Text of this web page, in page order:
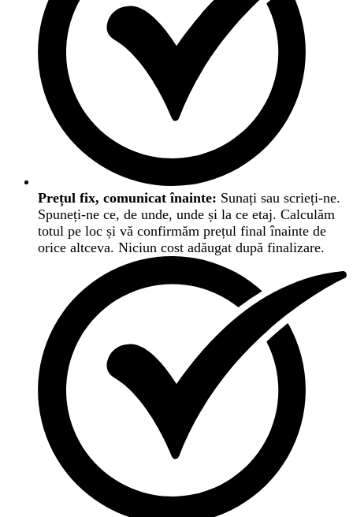
Prețul fix, comunicat înainte: Sunați sau scrieți-ne.
Spuneți-ne ce, de unde, unde și la ce etaj. Calculăm
totul pe loc și vă confirmăm prețul final înainte de
orice altceva. Niciun cost adăugat după finalizare.